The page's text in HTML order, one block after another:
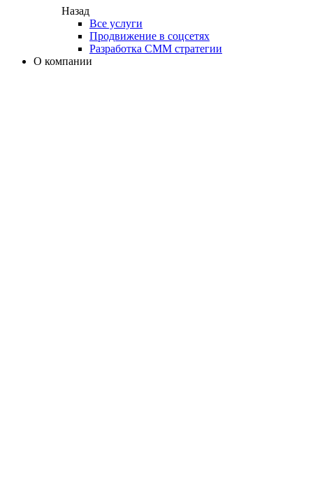
Назад
Все услуги
Продвижение в соцсетях
Разработка СММ стратегии
О компании